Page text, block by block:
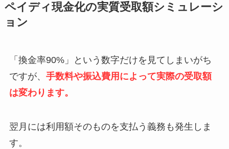
ペイディ現金化の実質受取額シミュレーシ
ョン
「換金率90%」という数字だけを見てしまいがち
ですが、 手数料や振込費用によって実際の受取額
は変わります。
翌月には利用額そのものを支払う義務も発生しま
す。